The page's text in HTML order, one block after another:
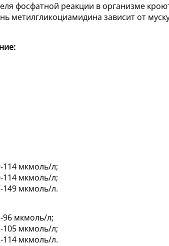
фосфатной реакции в организме
метилгликоциамидина зависит от
114 мкмоль/л;
114 мкмоль/л;
149 мкмоль/л.
96 мкмоль/л;
105 мкмоль/л;
114 мкмоль/л.